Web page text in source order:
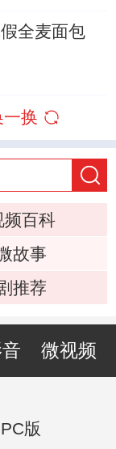
全麦面包
一换
频百科
故事
推荐
微视频
版